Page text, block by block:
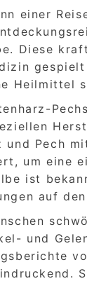
einer
Diese
Heilmittel
und Pech
um eine
ist
auf
und